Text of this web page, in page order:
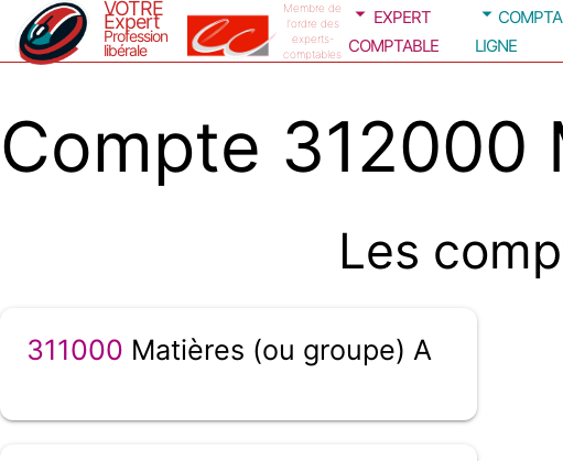
VOTRE
Expert
Profession
libérale
Membre de
l'ordre des
experts-
comptables
expert
comptable
ligne
Compte 312000
Les
311000 Matières (ou groupe) A